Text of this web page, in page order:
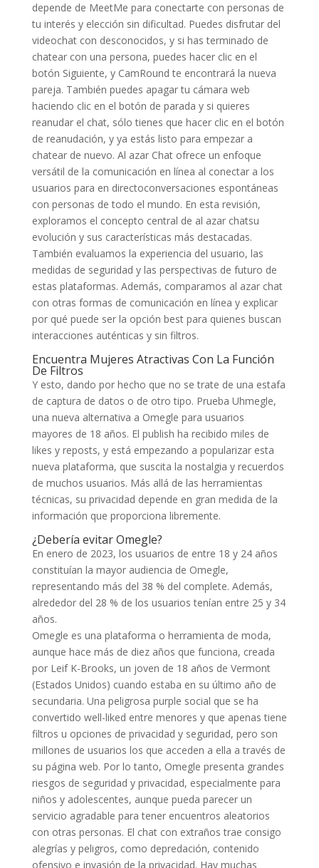
depende de MeetMe para conectarte con personas de
tu interés y elección sin dificultad. Puedes disfrutar del
videochat con desconocidos, y si has terminado de
chatear con una persona, puedes hacer clic en el
botón Siguiente, y CamRound te encontrará la nueva
pareja. También puedes apagar tu cámara web
haciendo clic en el botón de parada y si quieres
reanudar el chat, sólo tienes que hacer clic en el botón
de reanudación, y ya estás listo para empezar a
chatear de nuevo. Al azar Chat ofrece un enfoque
versátil de la comunicación en línea al conectar a los
usuarios para en directoconversaciones espontáneas
con personas de todo el mundo. En esta revisión,
exploramos el concepto central de al azar chatsu
evolución y sus características más destacadas.
También evaluamos la experiencia del usuario, las
medidas de seguridad y las perspectivas de futuro de
estas plataformas. Además, comparamos al azar chat
con otras formas de comunicación en línea y explicar
por qué puede ser la opción best para quienes buscan
interacciones auténticas y sin filtros.
Encuentra Mujeres Atractivas Con La Función
De Filtros
Y esto, dando por hecho que no se trate de una estafa
de captura de datos o de otro tipo. Prueba Uhmegle,
una nueva alternativa a Omegle para usuarios
mayores de 18 años. El publish ha recibido miles de
likes y reposts, y está empezando a popularizar esta
nueva plataforma, que suscita la nostalgia y recuerdos
de muchos usuarios. Más allá de las herramientas
técnicas, su privacidad depende en gran medida de la
información que proporciona libremente.
¿Debería evitar Omegle?
En enero de 2023, los usuarios de entre 18 y 24 años
constituían la mayor audiencia de Omegle,
representando más del 38 % del complete. Además,
alrededor del 28 % de los usuarios tenían entre 25 y 34
años.
Omegle es una plataforma o herramienta de moda,
aunque hace más de diez años que funciona, creada
por Leif K-Brooks, un joven de 18 años de Vermont
(Estados Unidos) cuando estaba en su último año de
secundaria. Una peligrosa purple social que se ha
convertido well-liked entre menores y que apenas tiene
filtros u opciones de privacidad y seguridad, pero son
millones de usuarios los que acceden a ella a través de
su página web. Por lo tanto, Omegle presenta grandes
riesgos de seguridad y privacidad, especialmente para
niños y adolescentes, aunque pueda parecer un
servicio agradable para tener encuentros aleatorios
con otras personas. El chat con extraños trae consigo
alegrías y peligros, como depredación, contenido
ofensivo e invasión de la privacidad. Hay muchas